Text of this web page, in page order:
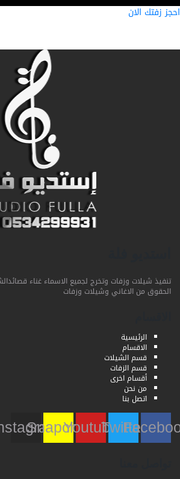
زفتك الان
تنفيذ شيلات وزفات وتخرج لجميع الاسماء غناء
الحقوق من الاغاني وشيلات وزفات
الرئيسية
الاقسام
قسم الشيلات
قسم الزفات
أقسام اخرى
من نحن
اتصل بنا
Twitter
Youtube
Snapchat
Instagram